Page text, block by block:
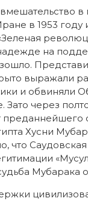
в
в 1953 году
на
выражали
и обвиняли
Зато через
Хусни
что
Мубарака